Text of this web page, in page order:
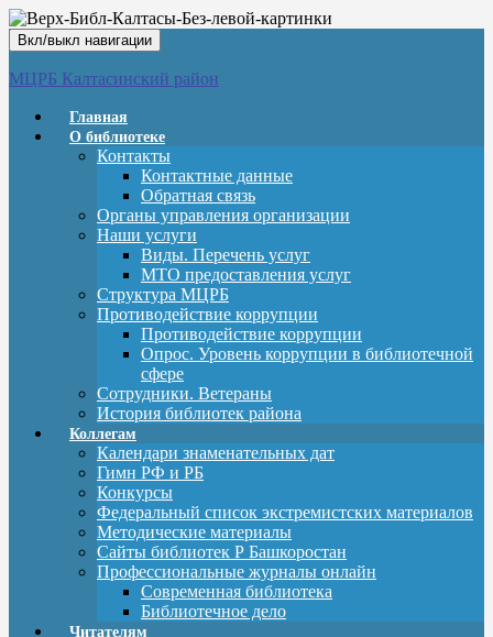
Вкл/выкл навигации
МЦРБ Калтасинский район
Главная
О библиотеке
Контакты
Контактные данные
Обратная связь
Органы управления организации
Наши услуги
Виды. Перечень услуг
МТО предоставления услуг
Структура МЦРБ
Противодействие коррупции
Противодействие коррупции
Опрос. Уровень коррупции в библиотечной
сфере
Сотрудники. Ветераны
История библиотек района
Коллегам
Календари знаменательных дат
Гимн РФ и РБ
Конкурсы
Федеральный список экстремистских материалов
Методические материалы
Сайты библиотек Р Башкоростан
Профессиональные журналы онлайн
Современная библиотека
Библиотечное дело
Читателям